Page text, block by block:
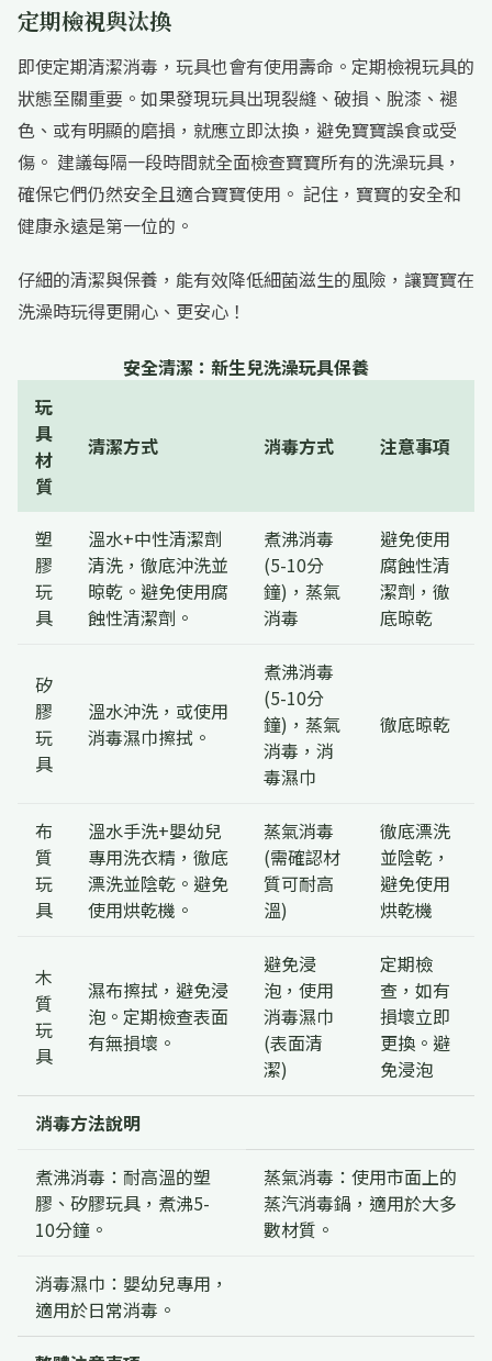
定期檢視與汰換
即使定期清潔消毒，玩具也會有使用壽命。定期檢視玩具的
狀態至關重要。如果發現玩具出現裂縫、破損、脫漆、褪
色、或有明顯的磨損，就應立即汰換，避免寶寶誤食或受
傷。 建議每隔一段時間就全面檢查寶寶所有的洗澡玩具，
確保它們仍然安全且適合寶寶使用。 記住，寶寶的安全和
健康永遠是第一位的。
仔細的清潔與保養，能有效降低細菌滋生的風險，讓寶寶在
洗澡時玩得更開心、更安心！
安全清潔：新生兒洗澡玩具保養
玩
具
材
質
清潔方式 消毒方式 注意事項
塑
膠
玩
具
溫水+中性清潔劑
清洗，徹底沖洗並
晾乾。避免使用腐
蝕性清潔劑。
煮沸消毒
(5-10分
鐘)，蒸氣
消毒
避免使用
腐蝕性清
潔劑，徹
底晾乾
矽
膠
玩
具
溫水沖洗，或使用
消毒濕巾擦拭。
煮沸消毒
(5-10分
鐘)，蒸氣
消毒，消
毒濕巾
徹底晾乾
布
質
玩
具
溫水手洗+嬰幼兒
專用洗衣精，徹底
漂洗並陰乾。避免
使用烘乾機。
蒸氣消毒
(需確認材
質可耐高
溫)
徹底漂洗
並陰乾，
避免使用
烘乾機
木
質
玩
具
濕布擦拭，避免浸
泡。定期檢查表面
有無損壞。
避免浸
泡，使用
消毒濕巾
(表面清
潔)
定期檢
查，如有
損壞立即
更換。避
免浸泡
消毒方法說明
煮沸消毒：耐高溫的塑
膠、矽膠玩具，煮沸5-
10分鐘。
蒸氣消毒：使用市面上的
蒸汽消毒鍋，適用於大多
數材質。
消毒濕巾：嬰幼兒專用，
適用於日常消毒。